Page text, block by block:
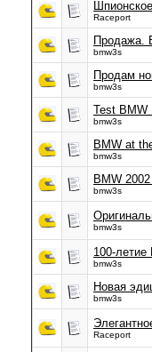
Raceport
Продажа.
bmw3s
Продам
bmw3s
Test BMW
bmw3s
BMW at
bmw3s
BMW
bmw3s
bmw3s
100-летие
bmw3s
Новая
bmw3s
Raceport